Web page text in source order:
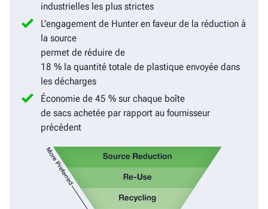
industrielles les plus strictes
L’engagement de Hunter en faveur de la réduction à
la source
permet de réduire de
18 % la quantité totale de plastique envoyée dans
les décharges
Économie de 45 % sur chaque boîte
de sacs achetée par rapport au fournisseur
précédent